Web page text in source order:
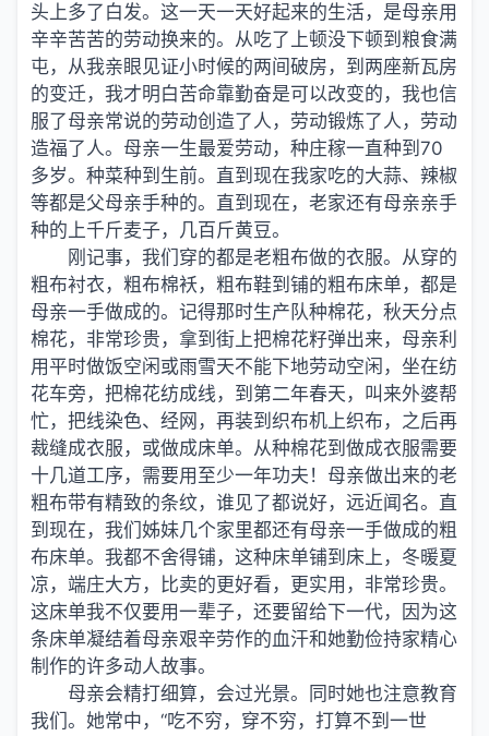
头上多了白发。这一天一天好起来的生活，是母亲用
辛辛苦苦的劳动换来的。从吃了上顿没下顿到粮食满
屯，从我亲眼见证小时候的两间破房，到两座新瓦房
的变迁，我才明白苦命靠勤奋是可以改变的，我也信
服了母亲常说的劳动创造了人，劳动锻炼了人，劳动
造福了人。母亲一生最爱劳动，种庄稼一直种到70
多岁。种菜种到生前。直到现在我家吃的大蒜、辣椒
等都是父母亲手种的。直到现在，老家还有母亲亲手
种的上千斤麦子，几百斤黄豆。
刚记事，我们穿的都是老粗布做的衣服。从穿的
粗布衬衣，粗布棉袄，粗布鞋到铺的粗布床单，都是
母亲一手做成的。记得那时生产队种棉花，秋天分点
棉花，非常珍贵，拿到街上把棉花籽弹出来，母亲利
用平时做饭空闲或雨雪天不能下地劳动空闲，坐在纺
花车旁，把棉花纺成线，到第二年春天，叫来外婆帮
忙，把线染色、经网，再装到织布机上织布，之后再
裁缝成衣服，或做成床单。从种棉花到做成衣服需要
十几道工序，需要用至少一年功夫！母亲做出来的老
粗布带有精致的条纹，谁见了都说好，远近闻名。直
到现在，我们姊妹几个家里都还有母亲一手做成的粗
布床单。我都不舍得铺，这种床单铺到床上，冬暖夏
凉，端庄大方，比卖的更好看，更实用，非常珍贵。
这床单我不仅要用一辈子，还要留给下一代，因为这
条床单凝结着母亲艰辛劳作的血汗和她勤俭持家精心
制作的许多动人故事。
母亲会精打细算，会过光景。同时她也注意教育
我们。她常中，“吃不穷，穿不穷，打算不到一世